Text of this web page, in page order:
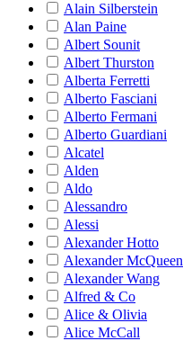
Alain Silberstein
Alan Paine
Albert Sounit
Albert Thurston
Alberta Ferretti
Alberto Fasciani
Alberto Fermani
Alberto Guardiani
Alcatel
Alden
Aldo
Alessandro
Alessi
Alexander Hotto
Alexander McQueen
Alexander Wang
Alfred & Co
Alice & Olivia
Alice McCall